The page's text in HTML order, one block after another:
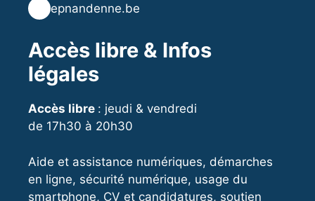
epnandenne.be
Accès libre & Infos
légales
Accès libre : jeudi & vendredi
de 17h30 à 20h30
Aide et assistance numériques, démarches
en ligne, sécurité numérique, usage du
smartphone, CV et candidatures, soutien